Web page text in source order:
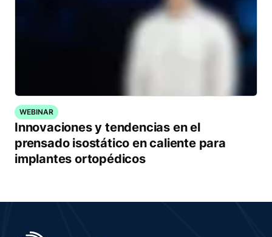
WEBINAR
Innovaciones y tendencias en el
prensado isostático en caliente para
implantes ortopédicos